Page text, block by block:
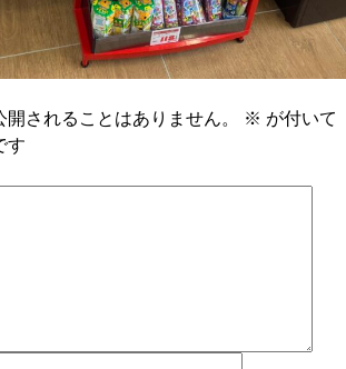
開されることはありません。
※ が付いて
す